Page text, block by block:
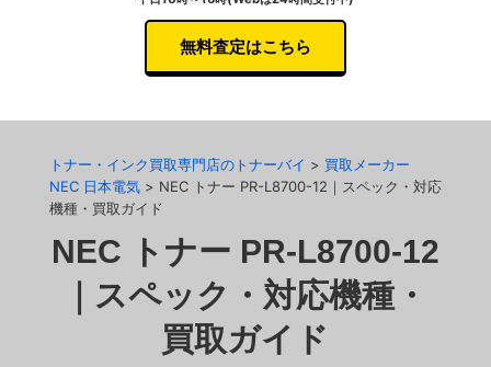
無料査定はこちら
トナー・インク買取専門店のトナーバイ > 買取メーカー
NEC 日本電気> NEC トナー PR-L8700-12｜スペック・対応
機種・買取ガイド
NEC トナー PR-L8700-12
｜スペック・対応機種・
買取ガイド